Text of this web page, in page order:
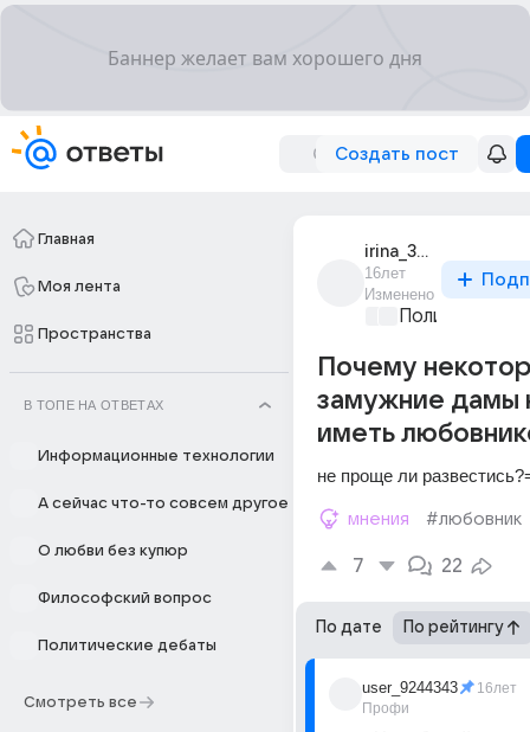
Создать пост
Главная
Моя лента
Пространства
В ТОПЕ НА ОТВЕТАХ
Информационные технологии
А сейчас что-то совсем другое
О любви без купюр
Философский вопрос
Политические дебаты
Смотреть все
irina_36047
16лет
Изменено
Почему
замужние дамы
иметь
не проще ли
мнения #любовник
7 22
По дате По рейтингу
user_9244343
Профи
16лет